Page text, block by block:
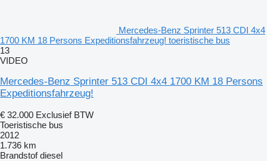
Mercedes-Benz Sprinter 513 CDI 4x4
1700 KM 18 Persons Expeditionsfahrzeug! toeristische bus
13
VIDEO
Mercedes-Benz Sprinter 513 CDI 4x4 1700 KM 18 Persons
Expeditionsfahrzeug!
€ 32.000 Exclusief BTW
Toeristische bus
2012
1.736 km
Brandstof diesel